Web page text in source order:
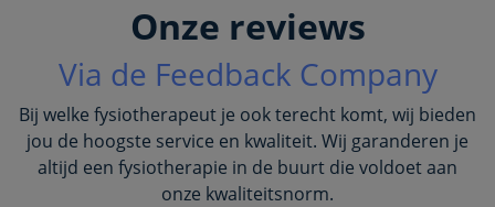
Onze reviews
Via de Feedback Company
Bij welke fysiotherapeut je ook terecht komt, wij bieden
jou de hoogste service en kwaliteit. Wij garanderen je
altijd een fysiotherapie in de buurt die voldoet aan
onze kwaliteitsnorm.